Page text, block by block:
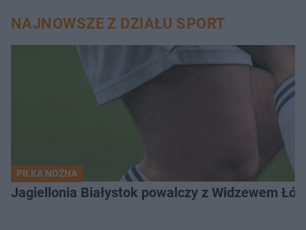
NAJNOWSZE Z DZIAŁU SPORT
PIŁKA NOŻNA
Jagiellonia Białystok powalczy z Widzewem